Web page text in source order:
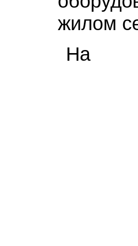
жилом
На